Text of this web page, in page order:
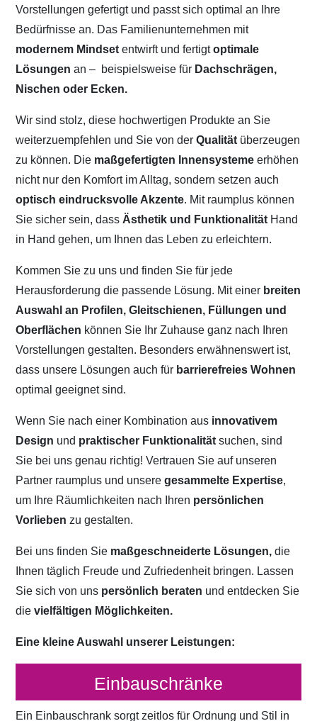
Vorstellungen gefertigt und passt sich optimal an Ihre
Bedürfnisse an. Das Familienunternehmen mit
modernem Mindset entwirft und fertigtoptimale
Lösungen an – beispielsweise für Dachschrägen,
Nischen oder Ecken.
Wir sind stolz, diese hochwertigen Produkte an Sie
weiterzuempfehlen und Sie von derQualität überzeugen
zu können. Die maßgefertigten Innensystemeerhöhen
nicht nur den Komfort im Alltag, sondern setzen auch
optisch eindrucksvolle Akzente. Mit raumplus können
Sie sicher sein, dass Ästhetik und Funktionalität Hand
in Hand gehen, um Ihnen das Leben zu erleichtern.
Kommen Sie zu uns und finden Sie für jede
Herausforderung die passende Lösung. Mit einer breiten
Auswahl an Profilen, Gleitschienen, Füllungen und
Oberflächen können Sie Ihr Zuhause ganz nach Ihren
Vorstellungen gestalten. Besonders erwähnenswert ist,
dass unsere Lösungen auch für barrierefreies Wohnen
optimal geeignet sind.
Wenn Sie nach einer Kombination aus innovativem
Design und praktischer Funktionalitätsuchen, sind
Sie bei uns genau richtig! Vertrauen Sie auf unseren
Partner raumplus und unseregesammelte Expertise,
um Ihre Räumlichkeiten nach Ihren persönlichen
Vorliebenzu gestalten.
Bei uns finden Sie maßgeschneiderte Lösungen, die
Ihnen täglich Freude und Zufriedenheit bringen. Lassen
Sie sich von uns persönlich beraten und entdecken Sie
dievielfältigen Möglichkeiten.
Eine kleine Auswahl unserer Leistungen:
Einbauschränke
Ein Einbauschrank sorgt zeitlos für Ordnung und Stil in